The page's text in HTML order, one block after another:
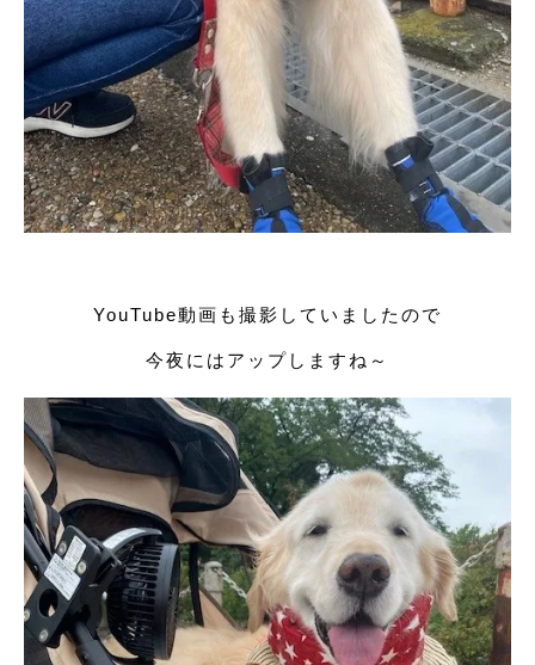
YouTube動画も撮影していましたので
今夜にはアップしますね～